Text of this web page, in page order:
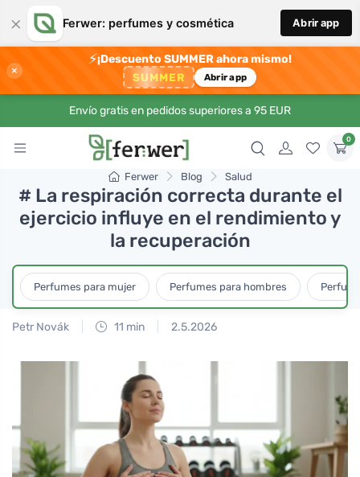
× Ferwer: perfumes y cosmética Abrir app
×
⚡¡Descuento SUMMER ahora mismo!
SUMMER Abrir app
Envío gratis en pedidos superiores a 95 EUR
0
Ferwer Blog Salud
# La respiración correcta durante el
ejercicio influye en el rendimiento y
la recuperación
Perfumes para mujer Perfumes para hombres
Petr Novák 11 min 2.5.2026